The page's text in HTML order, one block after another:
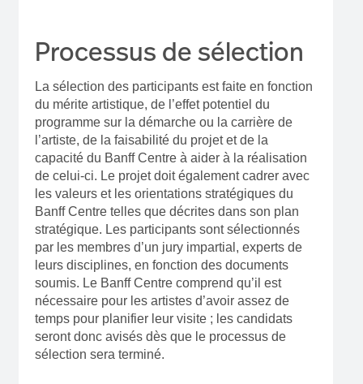
Processus de sélection
La sélection des participants est faite en fonction
du mérite artistique, de l’effet potentiel du
programme sur la démarche ou la carrière de
l’artiste, de la faisabilité du projet et de la
capacité du Banff Centre à aider à la réalisation
de celui-ci. Le projet doit également cadrer avec
les valeurs et les orientations stratégiques du
Banff Centre telles que décrites dans son plan
stratégique. Les participants sont sélectionnés
par les membres d’un jury impartial, experts de
leurs disciplines, en fonction des documents
soumis. Le Banff Centre comprend qu’il est
nécessaire pour les artistes d’avoir assez de
temps pour planifier leur visite ; les candidats
seront donc avisés dès que le processus de
sélection sera terminé.